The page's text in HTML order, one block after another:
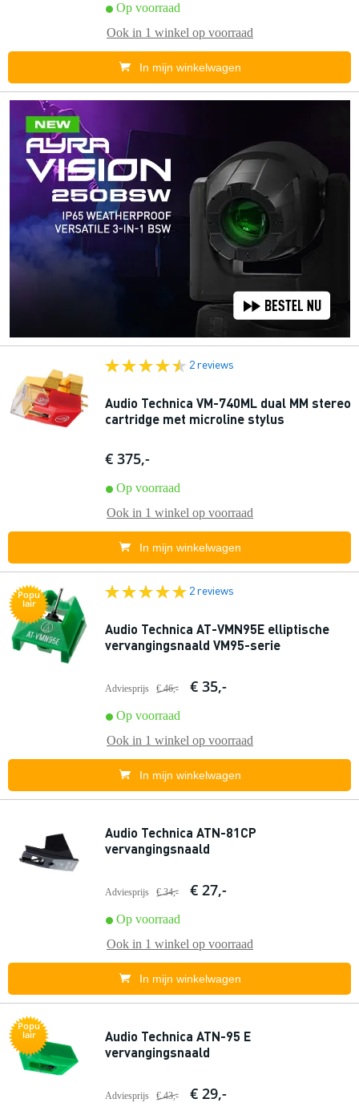
Op voorraad
Ook in 1 winkel op voorraad
In mijn winkelwagen
2 reviews
Audio Technica VM-740ML dual MM stereo
cartridge met microline stylus
€ 375,-
Op voorraad
Ook in 1 winkel op voorraad
In mijn winkelwagen
Popu
lair
2 reviews
Audio Technica AT-VMN95E elliptische
vervangingsnaald VM95-serie
Adviesprijs € 46,- € 35,-
Op voorraad
Ook in 1 winkel op voorraad
In mijn winkelwagen
Audio Technica ATN-81CP
vervangingsnaald
Adviesprijs € 34,- € 27,-
Op voorraad
Ook in 1 winkel op voorraad
In mijn winkelwagen
Popu
lair
Audio Technica ATN-95 E
vervangingsnaald
Adviesprijs € 43,- € 29,-